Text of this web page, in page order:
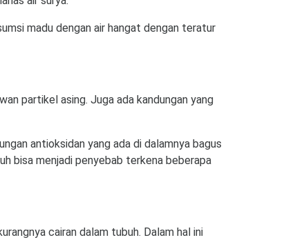
madu dengan air hangat dengan teratur
partikel asing. Juga ada kandungan yang
antioksidan yang ada di dalamnya bagus
bisa menjadi penyebab terkena beberapa
cairan dalam tubuh. Dalam hal ini